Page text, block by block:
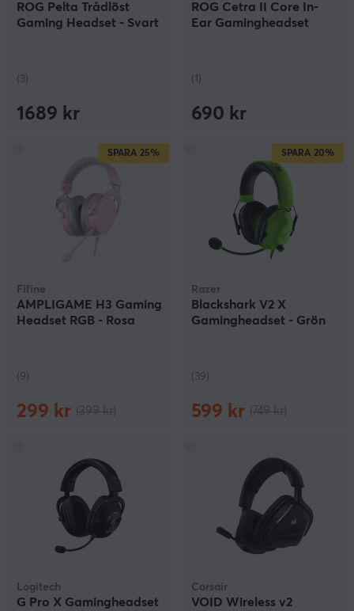
ROG Pelta Trådlöst
Gaming Headset - Svart
(3)
1689 kr
ROG Cetra II Core In-
Ear Gamingheadset
(1)
690 kr
SPARA 25%
Fifine
AMPLIGAME H3 Gaming
Headset RGB - Rosa
(9)
299 kr
SPARA 20%
Razer
Blackshark V2 X
Gamingheadset - Grön
(39)
599 kr
Logitech
G Pro X Gamingheadset
Corsair
VOID Wireless v2